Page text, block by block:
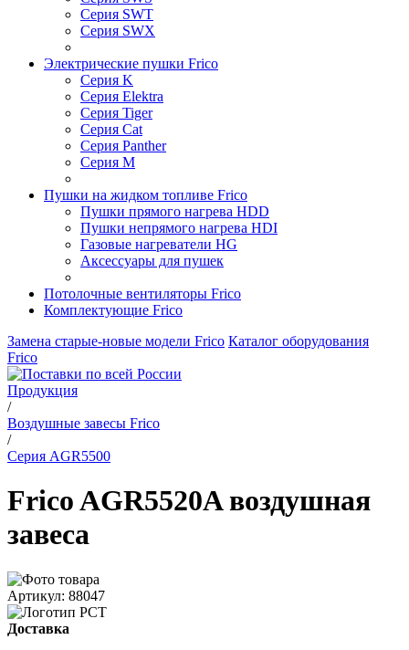
Серия SWT
Серия SWX
Электрические пушки Frico
Серия K
Серия Elektra
Серия Tiger
Серия Cat
Серия Panther
Серия M
Пушки на жидком топливе Frico
Пушки прямого нагрева HDD
Пушки непрямого нагрева HDI
Газовые нагреватели HG
Аксессуары для пушек
Потолочные вентиляторы Frico
Комплектующие Frico
Замена старые-новые модели Frico Каталог оборудования
Frico
Продукция
/
Воздушные завесы Frico
/
Серия AGR5500
Frico AGR5520A воздушная
завеса
Артикул: 88047
Доставка